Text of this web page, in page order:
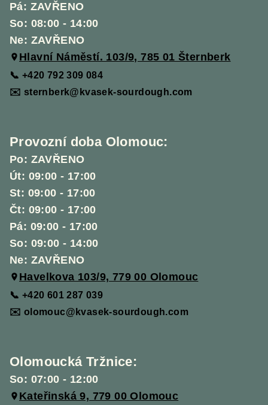
v
p
Pá: ZAVŘENO
So: 08:00 - 14:00
Ne: ZAVŘENO
Hlavní Náměstí. 103/9, 785 01 Šternberk
📞 +420 792 309 084
✉️ sternberk@kvasek-sourdough.com
Provozní doba Olomouc:
Po: ZAVŘENO
Út: 09:00 - 17:00
St: 09:00 - 17:00
Čt: 09:00 - 17:00
Pá: 09:00 - 17:00
So: 09:00 - 14:00
Ne: ZAVŘENO
Havelkova 103/9, 779 00 Olomouc
📞 +420 601 287 039
✉️ olomouc@kvasek-sourdough.com
Olomoucká Tržnice:
So: 07:00 - 12:00
Kateřinská 9, 779 00 Olomouc